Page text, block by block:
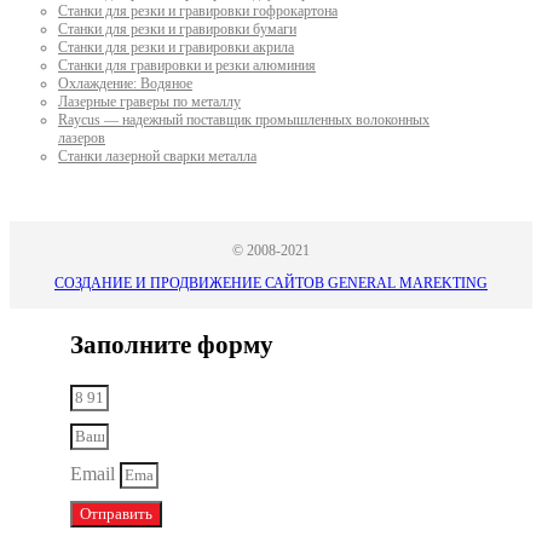
Станки для резки и гравировки гофрокартона
Станки для резки и гравировки бумаги
Станки для резки и гравировки акрила
Станки для гравировки и резки алюминия
Охлаждение: Водяное
Лазерные граверы по металлу
Raycus — надежный поставщик промышленных волоконных
лазеров
Cтанки лазерной сварки металла
© 2008-2021
СОЗДАНИЕ И ПРОДВИЖЕНИЕ САЙТОВ GENERAL MAREKTING
Заполните форму
Email
Отправить